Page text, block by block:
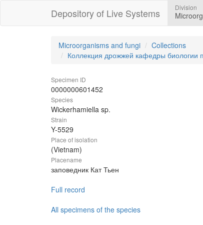
Depository of Live Systems Division
Microorganisms and fungi
Collections
Коллекция дрожжей кафедры биологии
Specimen ID
0000000601452
Species
Wickerhamiella sp.
Strain
Y-5529
Place of isolation
(Vietnam)
Placename
заповедник Кат Тьен
Full record
All specimens of the species